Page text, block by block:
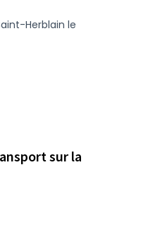
Herblain le
sur la